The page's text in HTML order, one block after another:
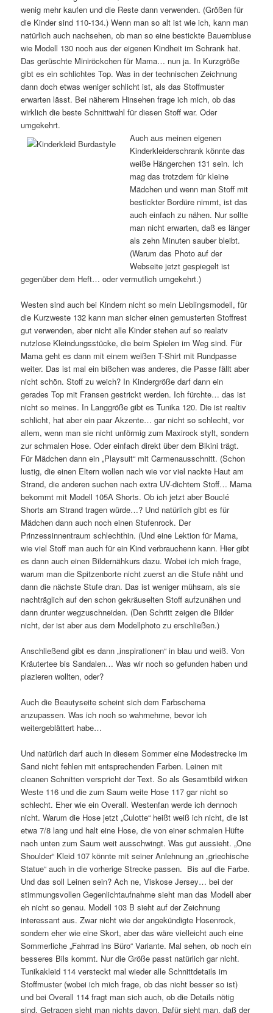
wenig mehr kaufen und die Reste dann verwenden. (Größen für
die Kinder sind 110-134.) Wenn man so alt ist wie ich, kann man
natürlich auch nachsehen, ob man so eine bestickte Bauernbluse
wie Modell 130 noch aus der eigenen Kindheit im Schrank hat.
Das gerüschte Miniröckchen für Mama… nun ja. In Kurzgröße
gibt es ein schlichtes Top. Was in der technischen Zeichnung
dann doch etwas weniger schlicht ist, als das Stoffmuster
erwarten lässt. Bei näherem Hinsehen frage ich mich, ob das
wirklich die beste Schnittwahl für diesen Stoff war. Oder
umgekehrt.
Auch aus meinen eigenen
Kinderkleiderschrank könnte das
weiße Hängerchen 131 sein. Ich
mag das trotzdem für kleine
Mädchen und wenn man Stoff mit
bestickter Bordüre nimmt, ist das
auch einfach zu nähen. Nur sollte
man nicht erwarten, daß es länger
als zehn Minuten sauber bleibt.
(Warum das Photo auf der
Webseite jetzt gespiegelt ist
gegenüber dem Heft… oder vermutlich umgekehrt.)
Westen sind auch bei Kindern nicht so mein Lieblingsmodell, für
die Kurzweste 132 kann man sicher einen gemusterten Stoffrest
gut verwenden, aber nicht alle Kinder stehen auf so realatv
nutzlose Kleindungsstücke, die beim Spielen im Weg sind. Für
Mama geht es dann mit einem weißen T-Shirt mit Rundpasse
weiter. Das ist mal ein bißchen was anderes, die Passe fällt aber
nicht schön. Stoff zu weich? In Kindergröße darf dann ein
gerades Top mit Fransen gestrickt werden. Ich fürchte… das ist
nicht so meines. In Langgröße gibt es Tunika 120. Die ist realtiv
schlicht, hat aber ein paar Akzente… gar nicht so schlecht, vor
allem, wenn man sie nicht unförmig zum Maxirock stylt, sondern
zur schmalen Hose. Oder einfach direkt über dem Bikini trägt.
Für Mädchen dann ein „Playsuit“ mit Carmenausschnitt. (Schon
lustig, die einen Eltern wollen nach wie vor viel nackte Haut am
Strand, die anderen suchen nach extra UV-dichtem Stoff… Mama
bekommt mit Modell 105A Shorts. Ob ich jetzt aber Bouclé
Shorts am Strand tragen würde…? Und natürlich gibt es für
Mädchen dann auch noch einen Stufenrock. Der
Prinzessinnentraum schlechthin. (Und eine Lektion für Mama,
wie viel Stoff man auch für ein Kind verbrauchenn kann. Hier gibt
es dann auch einen Bildernähkurs dazu. Wobei ich mich frage,
warum man die Spitzenborte nicht zuerst an die Stufe näht und
dann die nächste Stufe dran. Das ist weniger mühsam, als sie
nachträglich auf den schon gekräuselten Stoff aufzunähen und
dann drunter wegzuschneiden. (Den Schritt zeigen die Bilder
nicht, der ist aber aus dem Modellphoto zu erschließen.)
Anschließend gibt es dann „inspirationen“ in blau und weiß. Von
Kräutertee bis Sandalen… Was wir noch so gefunden haben und
plazieren wollten, oder?
Auch die Beautyseite scheint sich dem Farbschema
anzupassen. Was ich noch so wahrnehme, bevor ich
weitergeblättert habe…
Und natürlich darf auch in diesem Sommer eine Modestrecke im
Sand nicht fehlen mit entsprechenden Farben. Leinen mit
cleanen Schnitten verspricht der Text. So als Gesamtbild wirken
Weste 116 und die zum Saum weite Hose 117 gar nicht so
schlecht. Eher wie ein Overall. Westenfan werde ich dennoch
nicht. Warum die Hose jetzt „Culotte“ heißt weiß ich nicht, die ist
etwa 7/8 lang und halt eine Hose, die von einer schmalen Hüfte
nach unten zum Saum weit ausschwingt. Was gut aussieht. „One
Shoulder“ Kleid 107 könnte mit seiner Anlehnung an „griechische
Statue“ auch in die vorherige Strecke passen. Bis auf die Farbe.
Und das soll Leinen sein? Ach ne, Viskose Jersey… bei der
stimmungsvollen Gegenlichtaufnahme sieht man das Modell aber
eh nicht so genau. Modell 103 B sieht auf der Zeichnung
interessant aus. Zwar nicht wie der angekündigte Hosenrock,
sondern eher wie eine Skort, aber das wäre vielleicht auch eine
Sommerliche „Fahrrad ins Büro“ Variante. Mal sehen, ob noch ein
besseres Bils kommt. Nur die Größe passt natürlich gar nicht.
Tunikakleid 114 versteckt mal wieder alle Schnittdetails im
Stoffmuster (wobei ich mich frage, ob das nicht besser so ist)
und bei Overall 114 fragt man sich auch, ob die Details nötig
sind. Getragen sieht man nichts davon. Dafür sieht man, daß der